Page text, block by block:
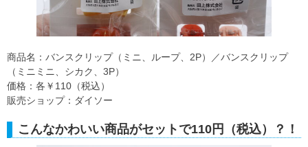
商品名：バンスクリップ（ミニ、ループ、2P）／バンスクリップ
（ミニミニ、シカク、3P）
価格：各￥110（税込）
販売ショップ：ダイソー
こんなかわいい商品がセットで110円（税込）？！